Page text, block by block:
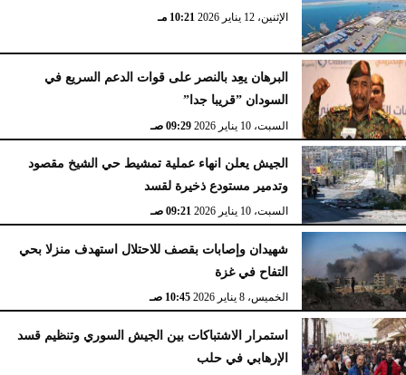
الإثنين، 12 يناير 2026 10:21 مـ
البرهان يعِد بالنصر على قوات الدعم السريع في
السودان ”قريبا جدا”
السبت، 10 يناير 2026 09:29 صـ
الجيش يعلن انهاء عملية تمشيط حي الشيخ مقصود
وتدمير مستودع ذخيرة لقسد
السبت، 10 يناير 2026 09:21 صـ
شهيدان وإصابات بقصف للاحتلال استهدف منزلا بحي
التفاح في غزة
الخميس، 8 يناير 2026 10:45 صـ
استمرار الاشتباكات بين الجيش السوري وتنظيم قسد
الإرهابي في حلب